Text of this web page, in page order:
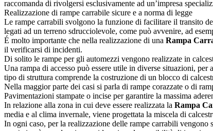
raccomanda di rivolgersi esclusivamente ad un’impresa
Realizzazione di rampe carrabile sicure e a norma di legge
Le rampe carrabili svolgono la funzione di facilitare il transito
legati ad un terreno sdrucciolevole, come può avvenire, ad
É molto importante che nella realizzazione di una Rampa
il verificarsi di incidenti.
Di solito le rampe per gli automezzi vengono realizzate in
Una rampa di accesso può essere utile in diverse situazioni,
tipo di struttura comprende la costruzione di un blocco di
Nella maggior parte dei casi si parla di rampe corazzate o di
Pavimentazioni stampate o incise per garantire la massima
In relazione alla zona in cui deve essere realizzata la Rampa
media e al clima invernale, viene progettata la miscela di
In ogni caso, per la realizzazione delle rampe carrabili